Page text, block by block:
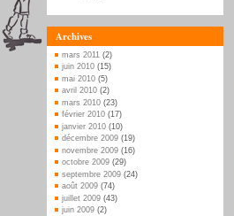
Archives
mars 2011 (2)
juin 2010 (15)
mai 2010 (5)
avril 2010 (2)
mars 2010 (23)
février 2010 (17)
janvier 2010 (10)
décembre 2009 (19)
novembre 2009 (16)
octobre 2009 (29)
septembre 2009 (24)
août 2009 (74)
juillet 2009 (43)
juin 2009 (2)